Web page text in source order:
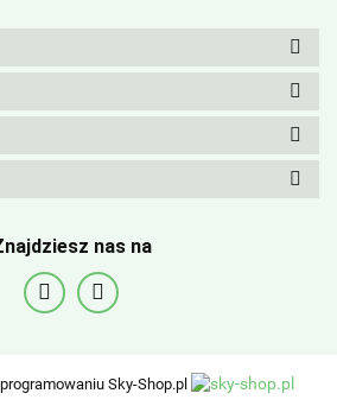
nas na
Sky-Shop.pl